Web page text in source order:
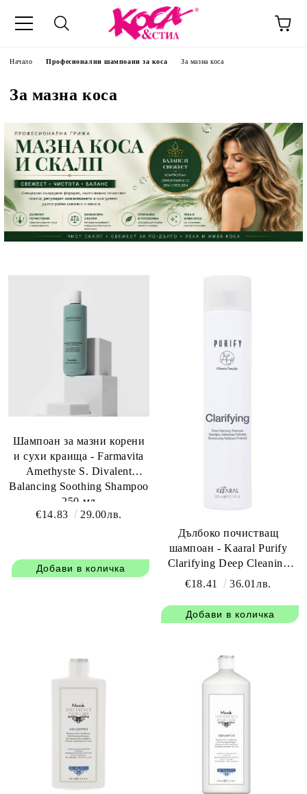
Начало Професионални шампоани за коса За мазна коса
За мазна коса
Шампоан за мазни корени
и сухи краища - Farmavita
Amethyste S. Divalent
Balancing Soothing Shampoo
250 мл
€14.83
29.00лв.
Дълбоко почистващ
шампоан - Kaaral Purify
Clarifying Deep Cleaning
Shampoo – 300 мл
€18.41 36.01лв.